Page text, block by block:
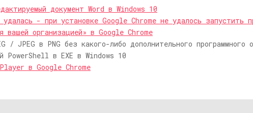
документ Word в Windows 10
- при установке Google Chrome не удалось запустить
вашей организацией» в Google Chrome
/ JPEG в PNG без какого-либо дополнительного программного
PowerShell в EXE в Windows 10
в Google Chrome